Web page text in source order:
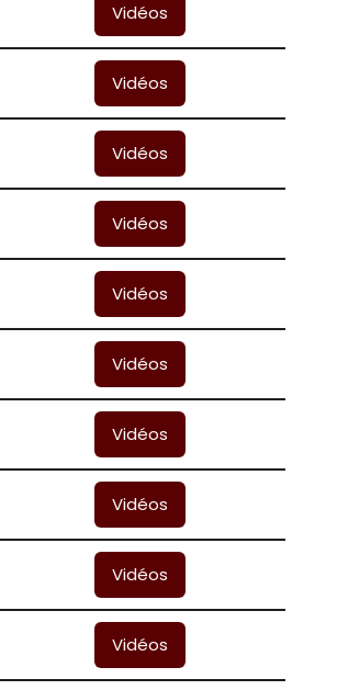
Vidéos
Vidéos
Vidéos
Vidéos
Vidéos
Vidéos
Vidéos
Vidéos
Vidéos
Vidéos